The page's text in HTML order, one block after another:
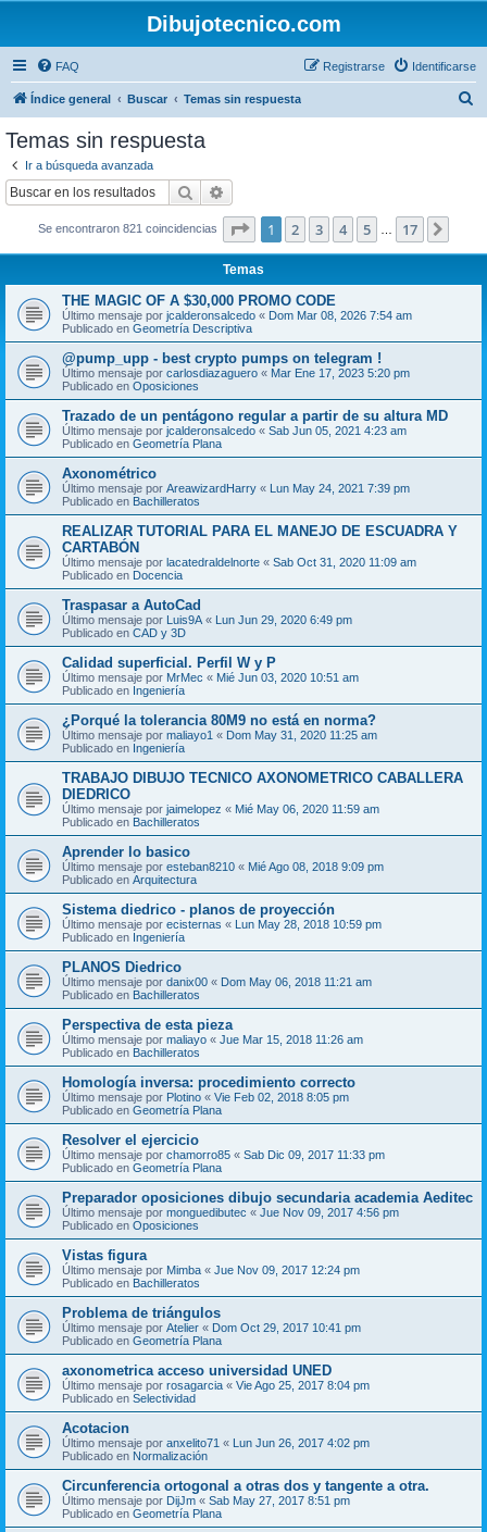
Dibujotecnico.com
FAQ Identificarse
Registrarse
Índice general Buscar Temas sin respuesta
Temas sin respuesta
Ir a búsqueda avanzada
Buscar
Se encontraron 821 coincidencias Página de 17
1 2 3 4 5 17
Temas
THE MAGIC OF A $30,000 PROMO CODE
Último mensaje por jcalderonsalcedo « Dom Mar 08, 2026 7:54 am
Publicado en Geometría Descriptiva
@pump_upp - best crypto pumps on telegram !
Último mensaje por carlosdiazaguero « Mar Ene 17, 2023 5:20 pm
Publicado en Oposiciones
Trazado de un pentágono regular a partir de su altura MD
Último mensaje por jcalderonsalcedo « Sab Jun 05, 2021 4:23 am
Publicado en Geometría Plana
Axonométrico
Último mensaje por AreawizardHarry « Lun May 24, 2021 7:39 pm
Publicado en Bachilleratos
REALIZAR TUTORIAL PARA EL MANEJO DE ESCUADRA Y
CARTABÓN
Último mensaje por lacatedraldelnorte « Sab Oct 31, 2020 11:09 am
Publicado en Docencia
Traspasar a AutoCad
Último mensaje por Luis9A « Lun Jun 29, 2020 6:49 pm
Publicado en CAD y 3D
Calidad superficial. Perfil W y P
Último mensaje por MrMec « Mié Jun 03, 2020 10:51 am
Publicado en Ingeniería
¿Porqué la tolerancia 80M9 no está en norma?
Último mensaje por maliayo1 « Dom May 31, 2020 11:25 am
Publicado en Ingeniería
TRABAJO DIBUJO TECNICO AXONOMETRICO CABALLERA
DIEDRICO
Último mensaje por jaimelopez « Mié May 06, 2020 11:59 am
Publicado en Bachilleratos
Aprender lo basico
Último mensaje por esteban8210 « Mié Ago 08, 2018 9:09 pm
Publicado en Arquitectura
Sistema diedrico - planos de proyección
Último mensaje por ecisternas « Lun May 28, 2018 10:59 pm
Publicado en Ingeniería
PLANOS Diedrico
Último mensaje por danix00 « Dom May 06, 2018 11:21 am
Publicado en Bachilleratos
Perspectiva de esta pieza
Último mensaje por maliayo « Jue Mar 15, 2018 11:26 am
Publicado en Bachilleratos
Homología inversa: procedimiento correcto
Último mensaje por Plotino « Vie Feb 02, 2018 8:05 pm
Publicado en Geometría Plana
Resolver el ejercicio
Último mensaje por chamorro85 « Sab Dic 09, 2017 11:33 pm
Publicado en Geometría Plana
Preparador oposiciones dibujo secundaria academia Aeditec
Último mensaje por monguedibutec « Jue Nov 09, 2017 4:56 pm
Publicado en Oposiciones
Vistas figura
Último mensaje por Mimba « Jue Nov 09, 2017 12:24 pm
Publicado en Bachilleratos
Problema de triángulos
Último mensaje por Atelier « Dom Oct 29, 2017 10:41 pm
Publicado en Geometría Plana
axonometrica acceso universidad UNED
Último mensaje por rosagarcia « Vie Ago 25, 2017 8:04 pm
Publicado en Selectividad
Acotacion
Último mensaje por anxelito71 « Lun Jun 26, 2017 4:02 pm
Publicado en Normalización
Circunferencia ortogonal a otras dos y tangente a otra.
Último mensaje por DijJm « Sab May 27, 2017 8:51 pm
Publicado en Geometría Plana